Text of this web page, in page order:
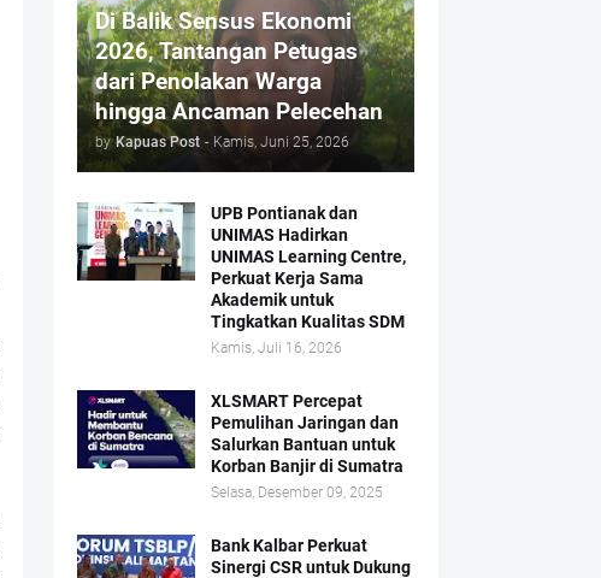
Di Balik Sensus Ekonomi
2026, Tantangan Petugas
dari Penolakan Warga
hingga Ancaman Pelecehan
by Kapuas Post - Kamis, Juni 25, 2026
UPB Pontianak dan
UNIMAS Hadirkan
UNIMAS Learning Centre,
Perkuat Kerja Sama
Akademik untuk
Tingkatkan Kualitas SDM
Kamis, Juli 16, 2026
XLSMART Percepat
Pemulihan Jaringan dan
Salurkan Bantuan untuk
Korban Banjir di Sumatra
Selasa, Desember 09, 2025
Bank Kalbar Perkuat
Sinergi CSR untuk Dukung